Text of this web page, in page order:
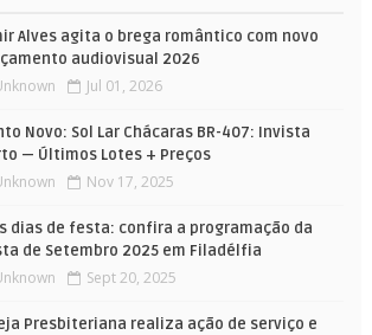
Alves agita o brega romântico com novo
audiovisual 2026
Jul 01, 2026
Novo: Sol Lar Chácaras BR-407: Invista
— Últimos Lotes + Preços
Nov 17, 2025
dias de festa: confira a programação da
de Setembro 2025 em Filadélfia
Sept 20, 2025
Presbiteriana realiza ação de serviço e